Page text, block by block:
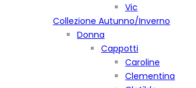
Vic
Collezione Autunno/Inverno
Donna
Cappotti
Caroline
Clementina